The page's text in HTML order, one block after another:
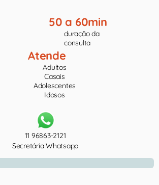
50 a 60min
duração da
consulta
Atende
Adultos
Casais
Adolescentes
Idosos
11 96863-2121
Secretária Whatsapp